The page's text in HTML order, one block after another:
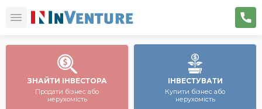
ЗНАЙТИ ІНВЕСТОРА
Продати бізнес або
нерухомість
ІНВЕСТУВАТИ
Купити бізнес або
нерухомість